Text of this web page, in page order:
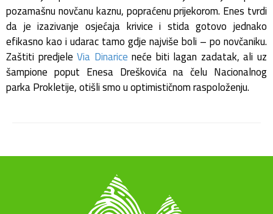
pozamašnu novčanu kaznu, popraćenu prijekorom. Enes tvrdi
da je izazivanje osjećaja krivice i stida gotovo jednako
efikasno kao i udarac tamo gdje najviše boli – po novčaniku.
Zaštiti predjeleVia Dinarice neće biti lagan zadatak, ali uz
šampione poput Enesa Dreškovića na čelu Nacionalnog
parka Prokletije, otišli smo u optimističnom raspoloženju.